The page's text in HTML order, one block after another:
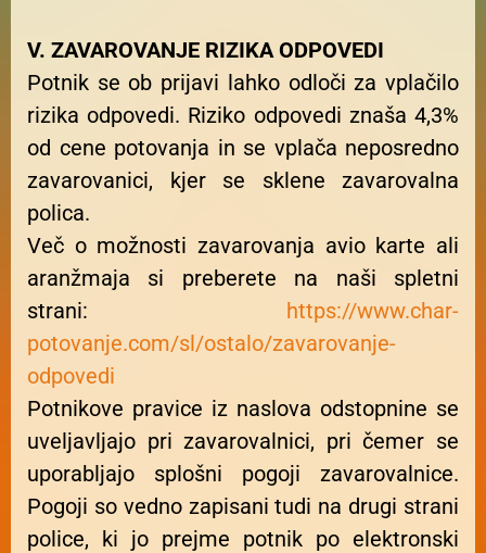
V. ZAVAROVANJE RIZIKA ODPOVEDI
Potnik se ob prijavi lahko odloči za vplačilo
rizika odpovedi. Riziko odpovedi znaša 4,3%
od cene potovanja in se vplača neposredno
zavarovanici, kjer se sklene zavarovalna
polica.
Več o možnosti zavarovanja avio karte ali
aranžmaja si preberete na naši spletni
strani: https://www.char-
potovanje.com/sl/ostalo/zavarovanje-
odpovedi
Potnikove pravice iz naslova odstopnine se
uveljavljajo pri zavarovalnici, pri čemer se
uporabljajo splošni pogoji zavarovalnice.
Pogoji so vedno zapisani tudi na drugi strani
police, ki jo prejme potnik po elektronski